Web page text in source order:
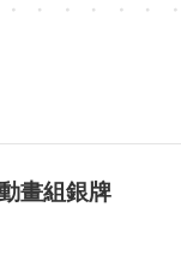
畫組銀牌